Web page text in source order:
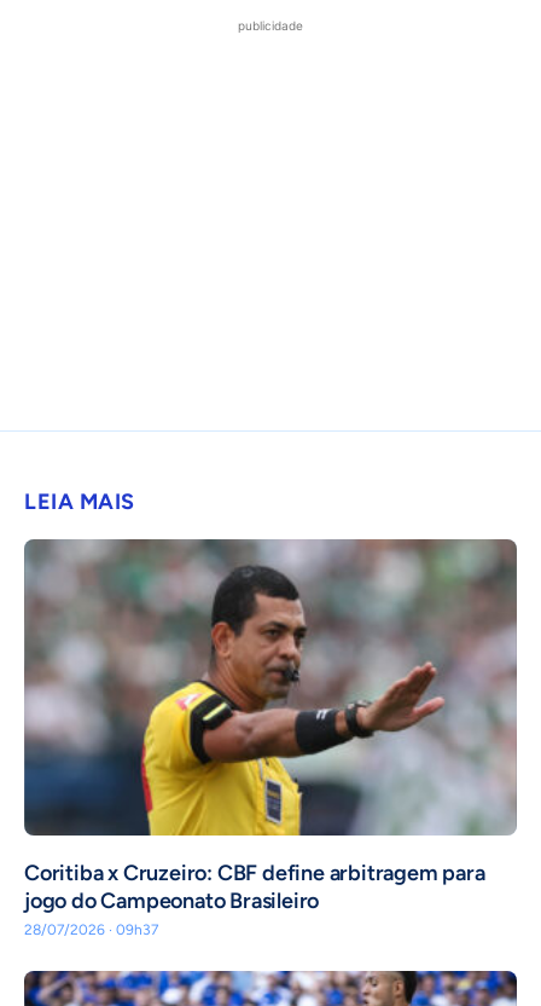
publicidade
LEIA MAIS
Coritiba x Cruzeiro: CBF define arbitragem para
jogo do Campeonato Brasileiro
28/07/2026 · 09h37